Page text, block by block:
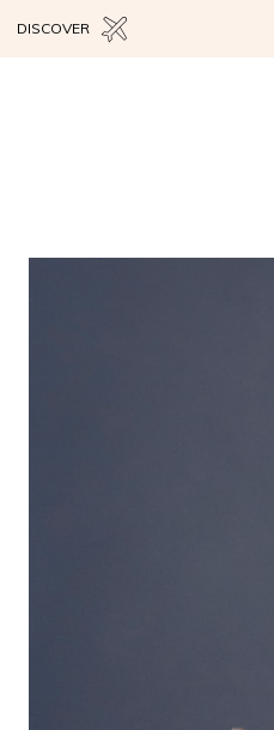
DISCOVER